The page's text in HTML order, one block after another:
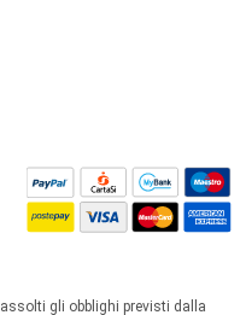
gli obblighi previsti dalla